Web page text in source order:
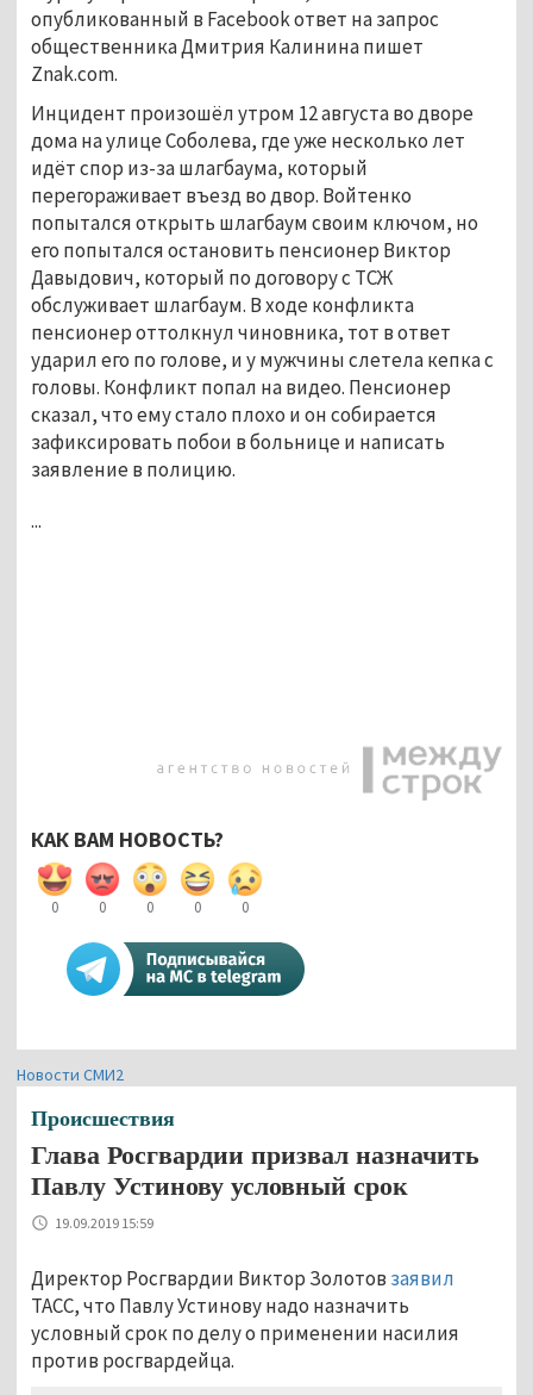
опубликованный в Facebook ответ на запрос
общественника Дмитрия Калинина пишет
Znak.com.
Инцидент произошёл утром 12 августа во дворе
дома на улице Соболева, где уже несколько лет
идёт спор из-за шлагбаума, который
перегораживает въезд во двор. Войтенко
попытался открыть шлагбаум своим ключом, но
его попытался остановить пенсионер Виктор
Давыдович, который по договору с ТСЖ
обслуживает шлагбаум. В ходе конфликта
пенсионер оттолкнул чиновника, тот в ответ
ударил его по голове, и у мужчины слетела кепка с
головы. Конфликт попал на видео. Пенсионер
сказал, что ему стало плохо и он собирается
зафиксировать побои в больнице и написать
заявление в полицию.
...
КАК ВАМ НОВОСТЬ?
0 0 0 0 0
Новости СМИ2
Происшествия
Глава Росгвардии призвал назначить
Павлу Устинову условный срок
19.09.2019 15:59
Директор Росгвардии Виктор Золотов заявил
ТАСС, что Павлу Устинову надо назначить
условный срок по делу о применении насилия
против росгвардейца.